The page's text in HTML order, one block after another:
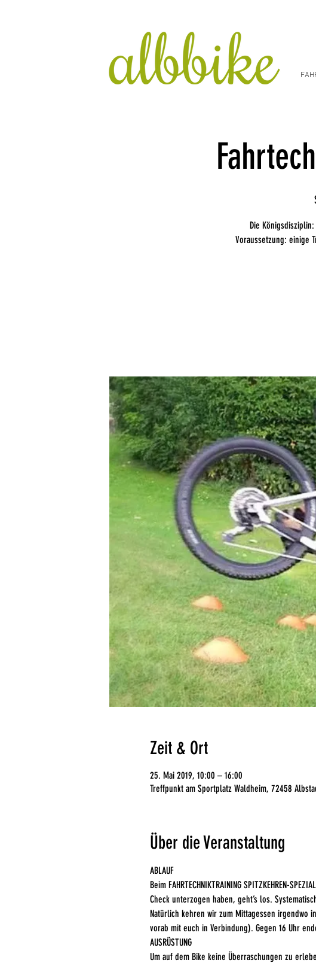
Die
Voraussetzung: einige
Zeit & Ort
25. Mai 2019, 10:00 – 16:00
Treffpunkt am Sportplatz Waldheim, 72458
Über die Veranstaltung
ABLAUF
Beim FAHRTECHNIKTRAINING SPITZKEHREN-
Check unterzogen haben, geht’s los.
Natürlich kehren wir zum Mittagessen irgendwo
vorab mit euch in Verbindung). Gegen 16 Uhr
AUSRÜSTUNG
Um auf dem Bike keine Überraschungen zu